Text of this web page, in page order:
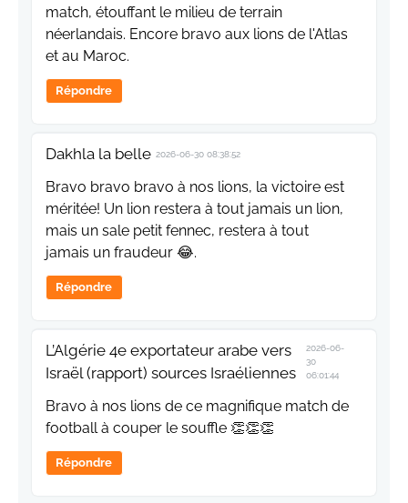
match, étouffant le milieu de terrain
néerlandais. Encore bravo aux lions de l'Atlas
et au Maroc.
Répondre
Dakhla la belle 2026-06-30 08:38:52
Bravo bravo bravo à nos lions, la victoire est
méritée! Un lion restera à tout jamais un lion,
mais un sale petit fennec, restera à tout
jamais un fraudeur 😂.
Répondre
L’Algérie 4e exportateur arabe vers
Israël (rapport) sources Israéliennes
2026-06-
30
06:01:44
Bravo à nos lions de ce magnifique match de
football à couper le souffle 👏👏👏
Répondre